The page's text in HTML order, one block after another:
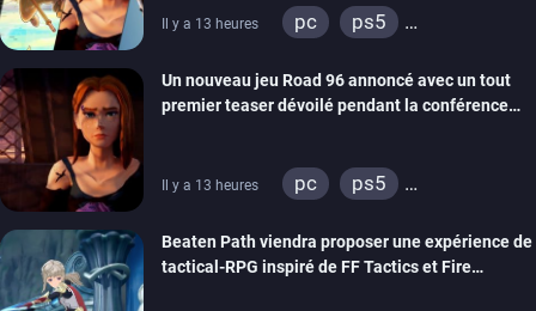
Il y a 13 heures pc
ps5
stadia
ps4
xbox one
switch 2
Un nouveau jeu Road 96 annoncé avec un tout
premier teaser dévoilé pendant la conférence
Il y a 13 heures pc
ps5
stadia
ps4
xbox one
Beaten Path viendra proposer une expérience de
tactical-RPG inspiré de FF Tactics et Fire